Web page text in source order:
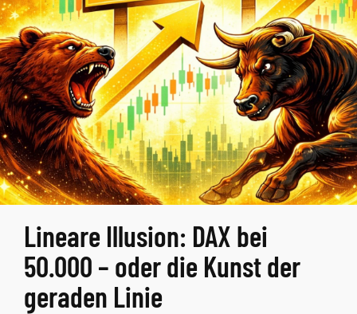
Lineare Illusion: DAX bei
50.000 – oder die Kunst der
geraden Linie